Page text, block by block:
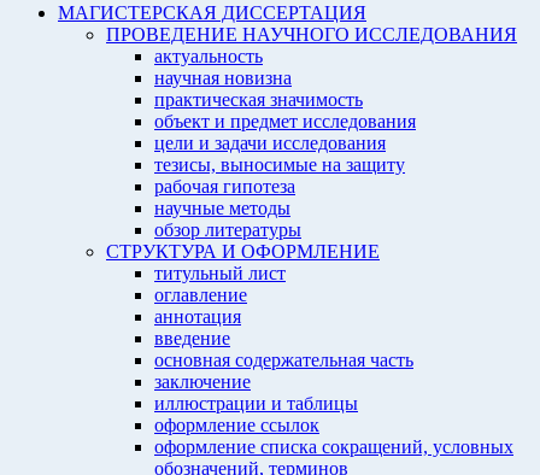
МАГИСТЕРСКАЯ ДИССЕРТАЦИЯ
ПРОВЕДЕНИЕ НАУЧНОГО ИССЛЕДОВАНИЯ
актуальность
научная новизна
практическая значимость
объект и предмет исследования
цели и задачи исследования
тезисы, выносимые на защиту
рабочая гипотеза
научные методы
обзор литературы
СТРУКТУРА И ОФОРМЛЕНИЕ
титульный лист
оглавление
аннотация
введение
основная содержательная часть
заключение
иллюстрации и таблицы
оформление ссылок
оформление списка сокращений, условных
обозначений, терминов